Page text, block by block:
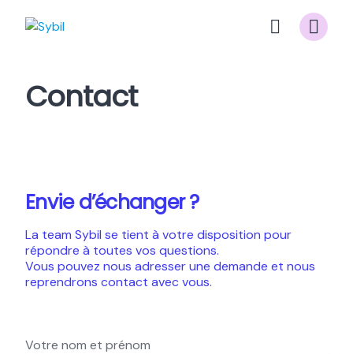
Contact
Envie d’échanger ?
La team Sybil se tient à votre disposition pour
répondre à toutes vos questions.
Vous pouvez nous adresser une demande et nous
reprendrons contact avec vous.
Votre nom et prénom